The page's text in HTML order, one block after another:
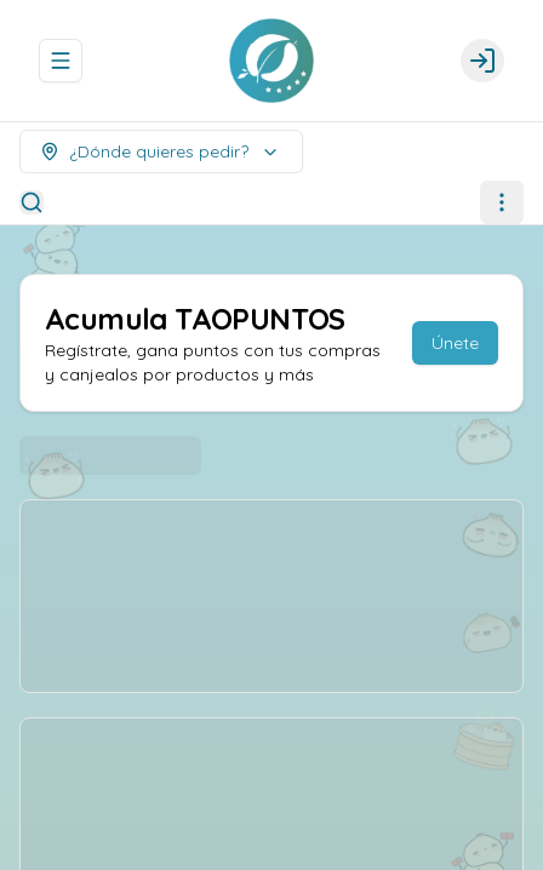
Abrir menu de navegación Login
¿Dónde quieres pedir?
Acumula TAOPUNTOS
Regístrate, gana puntos con tus compras
y canjealos por productos y más
Únete